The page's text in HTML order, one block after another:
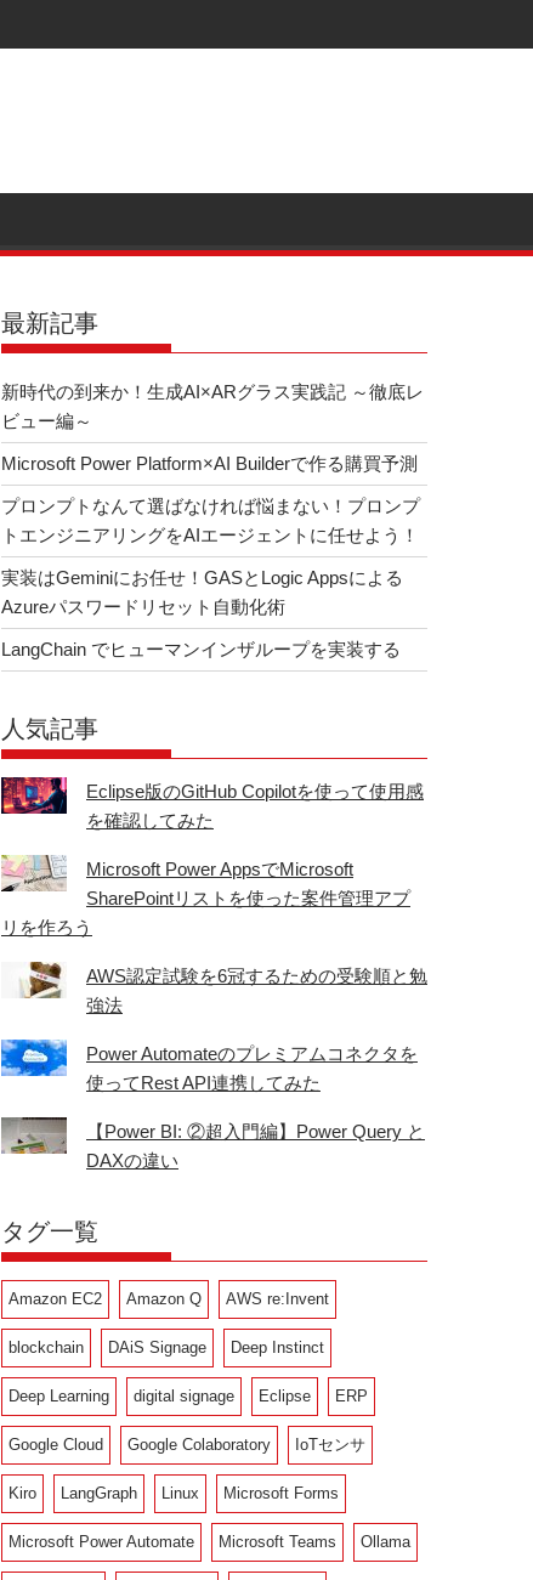
最新記事
新時代の到来か！生成AI×ARグラス実践記 ～徹底レ
ビュー編～
Microsoft Power Platform×AI Builderで作る購買予測
プロンプトなんて選ばなければ悩まない！プロンプ
トエンジニアリングをAIエージェントに任せよう！
実装はGeminiにお任せ！GASとLogic Appsによる
Azureパスワードリセット自動化術
LangChain でヒューマンインザループを実装する
人気記事
Eclipse版のGitHub Copilotを使って使用感
を確認してみた
Microsoft Power AppsでMicrosoft
SharePointリストを使った案件管理アプ
リを作ろう
AWS認定試験を6冠するための受験順と勉
強法
Power Automateのプレミアムコネクタを
使ってRest API連携してみた
【Power BI: ②超入門編】Power Query と
DAXの違い
タグ一覧
Amazon EC2 Amazon Q AWS re:Invent
blockchain DAiS Signage Deep Instinct
Deep Learning digital signage Eclipse ERP
Google Cloud Google Colaboratory IoTセンサ
Kiro LangGraph Linux Microsoft Forms
Microsoft Power Automate Microsoft Teams Ollama